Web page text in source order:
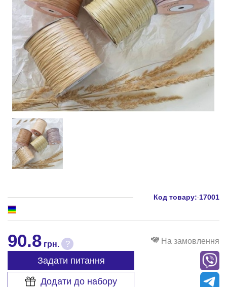
Код товару: 17001
90.8 грн. ? На замовлення
Задати питання
Додати до набору